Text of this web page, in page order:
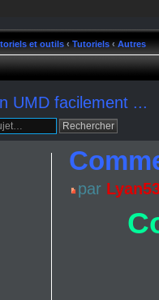
et outils ‹ Tutoriels ‹ Autres
UMD facilement ...
par